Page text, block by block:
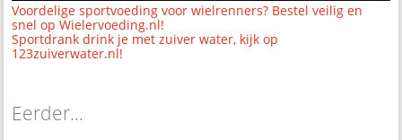
Voordelige sportvoeding voor wielrenners? Bestel veilig en
snel op Wielervoeding.nl!
Sportdrank drink je met zuiver water, kijk op
123zuiverwater.nl!
Eerder...